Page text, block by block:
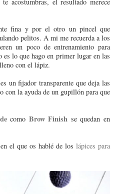
fina y por el otro un pincel que
pelitos. A mi me recuerda a los
un poco de entrenamiento para
lo que hago en primer lugar en las
con el lápiz.
un fijador transparente que deja las
la ayuda de un gupillón para que
como Brow Finish se quedan en
el que os hablé de los lápices para